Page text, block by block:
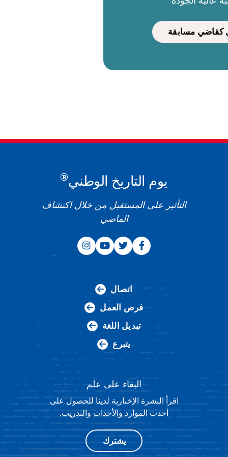
مسابقة
يوم التاريخ الوطني®
التأثير على المستقبل من خلال اكتشاف
الماضي
اتصال
فرص العمل
تبديل اللغة
يتبرع
البقاء على علم
اقرأ النشرة الإخبارية لدينا للحصول على
أحدث الموارد والأحداث والتدريب.
يشترك